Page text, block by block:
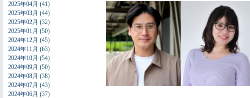
2025年04月 (41)
2025年03月 (44)
2025年02月 (32)
2025年01月 (50)
2024年12月 (45)
2024年11月 (63)
2024年10月 (54)
2024年09月 (50)
2024年08月 (38)
2024年07月 (43)
2024年06月 (37)